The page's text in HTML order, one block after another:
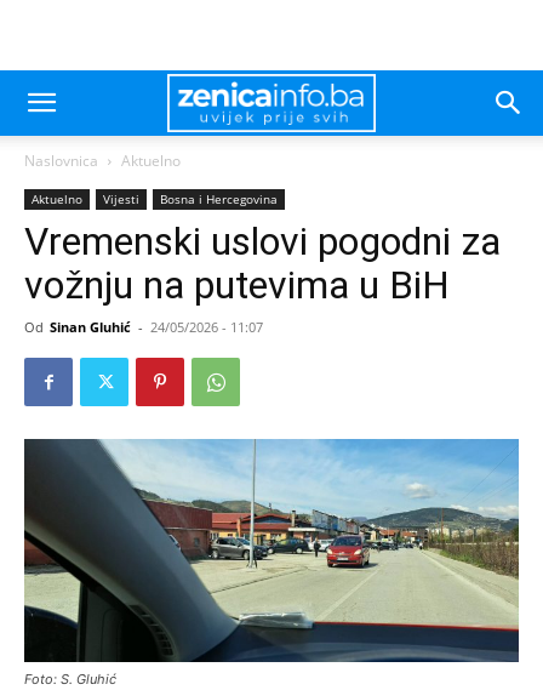
Naslovnica Aktuelno
Aktuelno Vijesti Bosna i Hercegovina
Vremenski uslovi pogodni za
vožnju na putevima u BiH
Od Sinan Gluhić - 24/05/2026 - 11:07
Foto: S. Gluhić